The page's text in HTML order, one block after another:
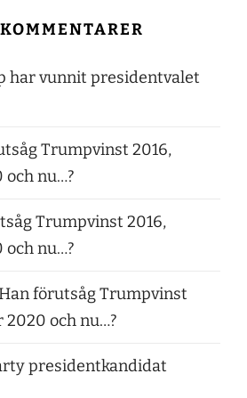
har vunnit presidentvalet
Trumpvinst 2016,
och nu…?
Trumpvinst 2016,
och nu…?
Han förutsåg Trumpvinst
2020 och nu…?
presidentkandidat